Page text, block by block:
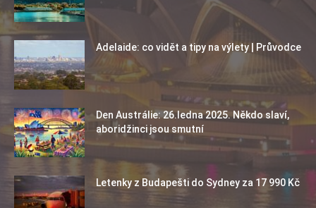
Adelaide: co vidět a tipy na výlety | Průvodce
Den Austrálie: 26.ledna 2025. Někdo slaví,
aboridžinci jsou smutní
Letenky z Budapešti do Sydney za 17 990 Kč